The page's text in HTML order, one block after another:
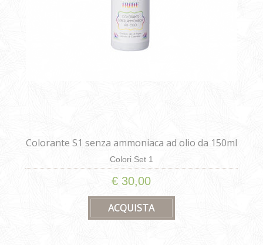
Colorante S1 senza ammoniaca ad olio da 150ml
Colori Set 1
€ 30,00